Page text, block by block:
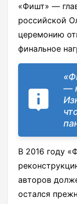
«Фишт» —
российской
церемонию
финальное
—
В 2016 году
авторов
остался